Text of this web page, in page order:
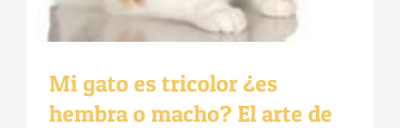
Mi gato es tricolor ¿es
hembra o macho? El arte de